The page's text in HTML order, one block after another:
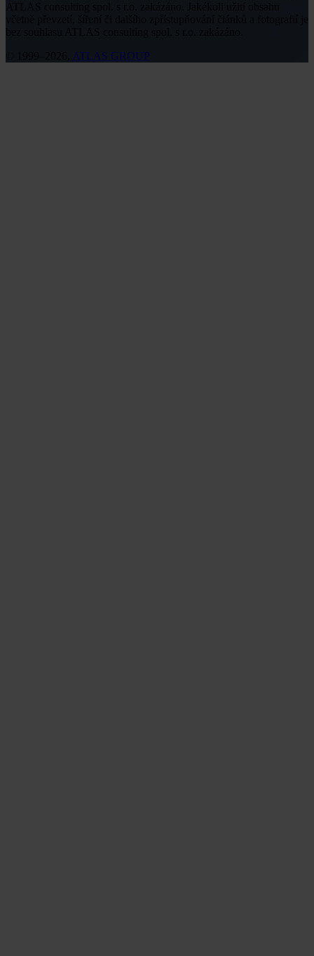
včetně převzetí, šíření či dalšího zpřístupňování článků a fotografií je
ATLAS GROUP